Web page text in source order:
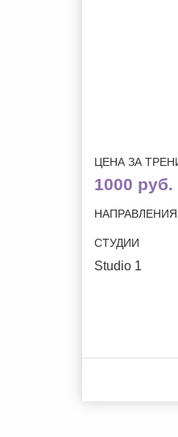
ЦЕНА ЗА
1000 руб.
СТУДИИ
Studio 1